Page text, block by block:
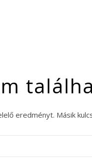
eredményt. Másik